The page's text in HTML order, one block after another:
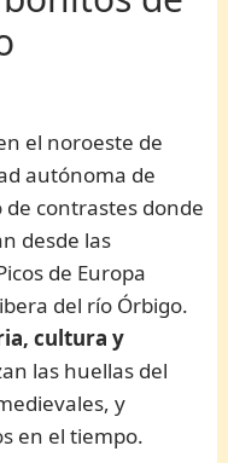
el noroeste de
autónoma de
contrastes donde
desde las
de Europa
del río Órbigo.
cultura y
las huellas del
y
en el tiempo.